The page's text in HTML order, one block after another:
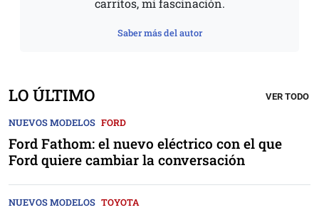
carritos, mi fascinación.
Saber más del autor
LO ÚLTIMO VER TODO
NUEVOS MODELOS FORD
Ford Fathom: el nuevo eléctrico con el que
Ford quiere cambiar la conversación
NUEVOS MODELOS TOYOTA